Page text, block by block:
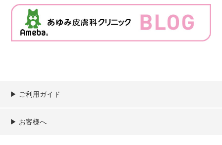
▶︎ ご利用ガイド
ご利用ガイド
決済／配送／送料について
取り扱い商品一覧
顧客情報の取扱について
特定商取引法の表記
▶︎ お客様へ